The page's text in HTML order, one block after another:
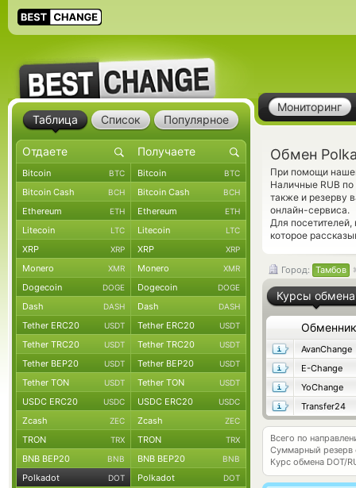
Мониторинг
Обмен
При помощи
Наличные RUB
также и резерву
онлайн-сервиса.
Для
которое
Город: Тамбов
Курсы обмена
Обменник
AvanChange
E-Change
YoChange
Transfer24
Всего по
Суммарный резерв
Курс обмена DOT/
Таблица Список Популярное
Bitcoin BTC Bitcoin BTC
Bitcoin Cash BCH Bitcoin Cash BCH
Ethereum ETH Ethereum ETH
Litecoin LTC Litecoin LTC
XRP XRP XRP XRP
Monero XMR Monero XMR
Dogecoin DOGE Dogecoin DOGE
Dash DASH Dash DASH
Tether ERC20 USDT Tether ERC20 USDT
Tether TRC20 USDT Tether TRC20 USDT
Tether BEP20 USDT Tether BEP20 USDT
Tether TON USDT Tether TON USDT
USDC ERC20 USDC USDC ERC20 USDC
Zcash ZEC Zcash ZEC
TRON TRX TRON TRX
BNB BEP20 BNB BNB BEP20 BNB
Polkadot DOT Polkadot DOT